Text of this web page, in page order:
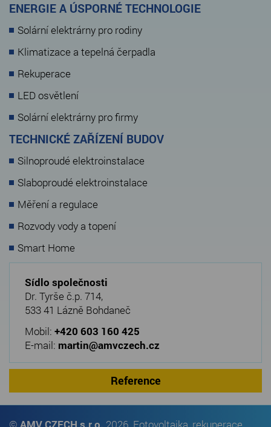
ENERGIE A ÚSPORNÉ TECHNOLOGIE
Solární elektrárny pro rodiny
Klimatizace a tepelná čerpadla
Rekuperace
LED osvětlení
Solární elektrárny pro firmy
TECHNICKÉ ZAŘÍZENÍ BUDOV
Silnoproudé elektroinstalace
Slaboproudé elektroinstalace
Měření a regulace
Rozvody vody a topení
Smart Home
Sídlo společnosti
Dr. Tyrše č.p. 714,
533 41 Lázně Bohdaneč
Mobil: +420 603 160 425
E-mail: martin@amvczech.cz
Reference
© AMV CZECH s.r.o. 2026. Fotovoltaika, rekuperace,